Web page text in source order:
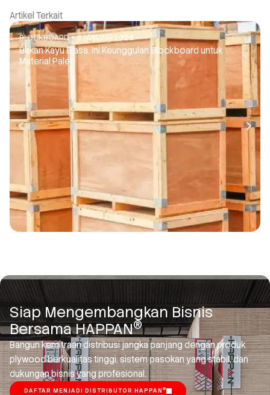
Artikel Terkait
BLOCKBOARD 3 JANUARI 2026
Bukan Kayu Biasa, Ini Keunggulan Blockboard untuk
Material Palet
Siap Mengembangkan Bisnis
Bersama HAPPAN®
Bangun kemitraan distribusi jangka panjang dengan produk
plywood berkualitas tinggi, sistem pasokan yang stabil, dan
dukungan bisnis yang profesional.
DAFTAR MENJADI DISTRIBUTOR HAPPAN ®